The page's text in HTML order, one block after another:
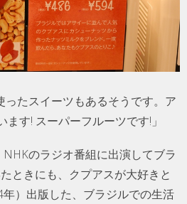
ったスイーツもあるそうです。ア
ます! スーパーフルーツです!」
のラジオ番組に出演してブラ
ときにも、クプアスが大好きと
）出版した、ブラジルでの生活